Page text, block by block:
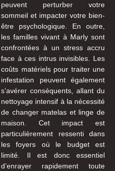
peuvent perturber votre
sommeil et impacter votre bien-
être psychologique. En outre,
les familles vivant à Marly sont
confrontées à un stress accru
face à ces intrus invisibles. Les
coûts matériels pour traiter une
infestation peuvent également
s’avérer conséquents, allant du
nettoyage intensif à la nécessité
de changer matelas et linge de
maison. Cet impact est
particulièrement ressenti dans
les foyers où le budget est
limité. Il est donc essentiel
d’enrayer rapidement toute